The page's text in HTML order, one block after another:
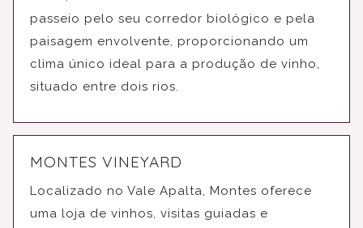
passeio pelo seu corredor biológico e pela
paisagem envolvente, proporcionando um
clima único ideal para a produção de vinho,
situado entre dois rios.
MONTES VINEYARD
Localizado no Vale Apalta, Montes oferece
uma loja de vinhos, visitas guiadas e